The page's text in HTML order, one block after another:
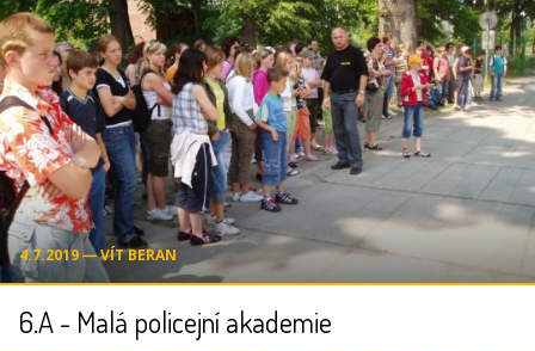
4.7.2019 ― VÍT BERAN
6.A - Malá policejní akademie